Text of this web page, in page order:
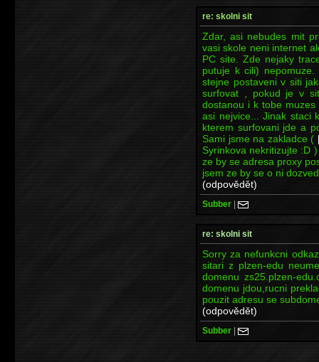
re: skolni sit
Zdar, asi nebudes mit
vasi skole neni internet
PC site. Zde nejaky
putuje k cili)
stejne postaveni v siti
surfovat , pokud je v
dostanou i k tobe
asi nejvice... Jinak staci
kterem surfovani jde a
Sami jsme na zakladce (
Syrinkova nekritizujte :D
ze by se adresa proxy
jsem ze by se o ni
(odpovědět)
Subber |
re: skolni sit
Sorry za nefunkcni
sitari z plzen-edu
domenu zs25.plzen-
domenu jdou,rucni
pouzit adresu se
(odpovědět)
Subber |